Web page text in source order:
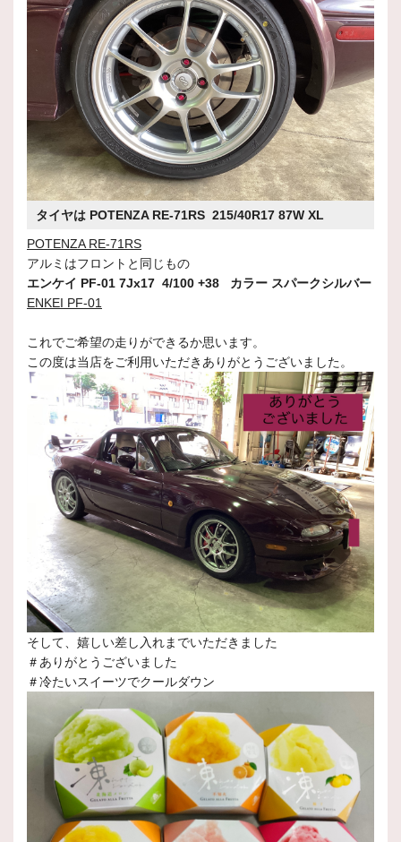
タイヤは POTENZA RE-71RS 215/40R17 87W XL
POTENZA RE-71RS
アルミはフロントと同じもの
エンケイ PF-01 7Jx17 4/100 +38 カラー スパークシルバー
ENKEI PF-01
これでご希望の走りができるか思います。
この度は当店をご利用いただきありがとうございました。
そして、嬉しい差し入れまでいただきました
＃ありがとうございました
＃冷たいスイーツでクールダウン